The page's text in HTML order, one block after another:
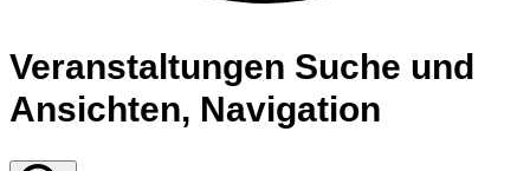
Veranstaltungen
für
12.
Veranstaltungen Suche und
Ansichten, Navigation